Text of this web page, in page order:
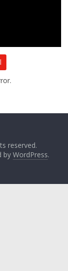
reserved.
by WordPress.